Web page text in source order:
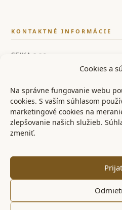
Cookies a
Na správne fungovanie webu
cookies. S vaším súhlasom
marketingové cookies na
zlepšovanie našich služieb.
zmeniť.
Prijať
KONTAKTNÉ INFORMÁCIE
SEJKA s.r.o.
IČ DPH: SK2122126259
📞 +421 948 528 526
✉ info@ostrenoze.sk
© 2024 OstréNože.sk –